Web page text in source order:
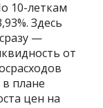
10-леткам
Здесь
—
от
плане
цен на